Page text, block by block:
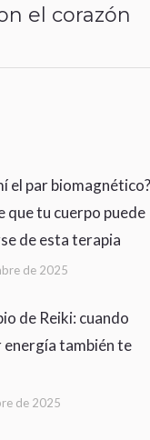
el corazón
el par biomagnético?
que tu cuerpo puede
de esta terapia
de 2025
de Reiki: cuando
también te
de 2025